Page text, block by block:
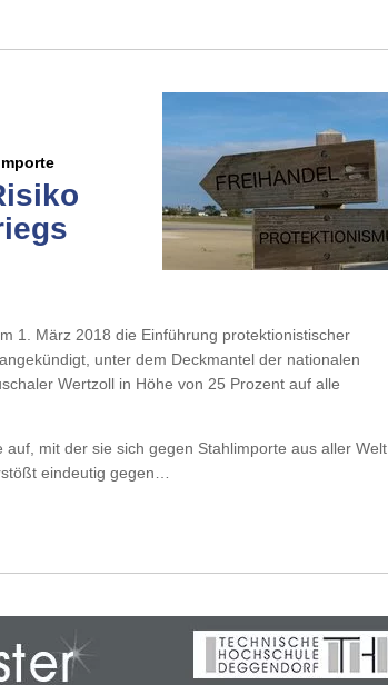
1. März 2018 die Einführung protektionistischer
unter dem Deckmantel der nationalen
Wertzoll in Höhe von 25 Prozent auf alle
auf, mit der sie sich gegen Stahlimporte aus aller Welt
eindeutig gegen…